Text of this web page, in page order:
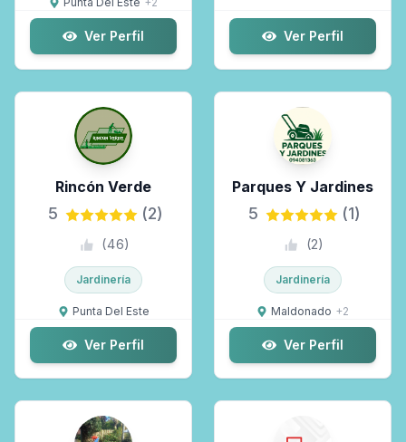
Ver Perfil Ver Perfil
Rincón Verde
5 (2)
(46)
Jardinería
Punta Del Este
Ver Perfil
Parques Y Jardines
5 (1)
(2)
Jardinería
Maldonado +2
Ver Perfil